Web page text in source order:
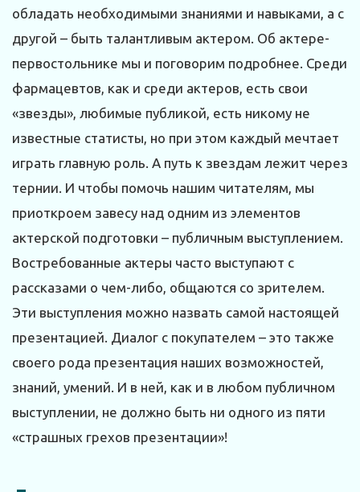
обладать необходимыми знаниями и навыками, а с
другой – быть талантливым актером. Об актере-
первостольнике мы и поговорим подробнее. Среди
фармацевтов, как и среди актеров, есть свои
«звезды», любимые публикой, есть никому не
известные статисты, но при этом каждый мечтает
играть главную роль. А путь к звездам лежит через
тернии. И чтобы помочь нашим читателям, мы
приоткроем завесу над одним из элементов
актерской подготовки – публичным выступлением.
Востребованные актеры часто выступают с
рассказами о чем-либо, общаются со зрителем.
Эти выступления можно назвать самой настоящей
презентацией. Диалог с покупателем – это также
своего рода презентация наших возможностей,
знаний, умений. И в ней, как и в любом публичном
выступлении, не должно быть ни одного из пяти
«страшных грехов презентации»!